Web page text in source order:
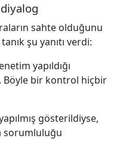
sahte olduğunu
şu yanıtı verdi:
yapıldığı
Böyle bir kontrol hiçbir
gösterildiyse,
sorumluluğu